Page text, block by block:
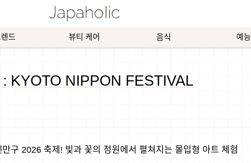
드 뷰티 케어 음식 예능
: KYOTO NIPPON FESTIVAL
구 2026 축제! 빛과 꽃의 정원에서 펼쳐지는 몰입형 아트 체험